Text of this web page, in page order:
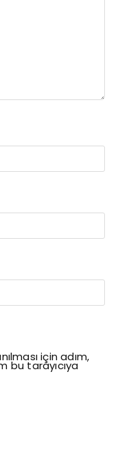
için adım,
tarayıcıya